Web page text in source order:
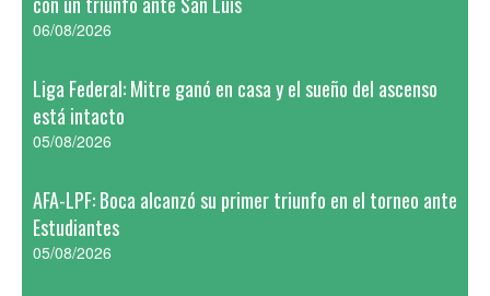
06/08/2026
Liga Federal: Mitre ganó en casa y el sueño del ascenso
está intacto
05/08/2026
AFA-LPF: Boca alcanzó su primer triunfo en el torneo ante
Estudiantes
05/08/2026